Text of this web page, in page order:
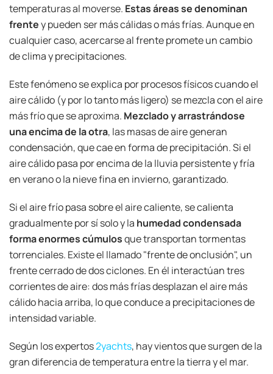
temperaturas al moverse. Estas áreas se denominan
frentey pueden ser más cálidas o más frías. Aunque en
cualquier caso, acercarse al frente promete un cambio
de clima y precipitaciones.
Este fenómeno se explica por procesos físicos cuando el
aire cálido (y por lo tanto más ligero) se mezcla con el aire
más frío que se aproxima. Mezclado y arrastrándose
una encima de la otra, las masas de aire generan
condensación, que cae en forma de precipitación. Si el
aire cálido pasa por encima de la lluvia persistente y fría
en verano o la nieve fina en invierno, garantizado.
Si el aire frío pasa sobre el aire caliente, se calienta
gradualmente por sí solo y la humedad condensada
forma enormes cúmulosque transportan tormentas
torrenciales. Existe el llamado "frente de onclusión", un
frente cerrado de dos ciclones. En él interactúan tres
corrientes de aire: dos más frías desplazan el aire más
cálido hacia arriba, lo que conduce a precipitaciones de
intensidad variable.
Según los expertos2yachts, hay vientos que surgen de la
gran diferencia de temperatura entre la tierra y el mar.